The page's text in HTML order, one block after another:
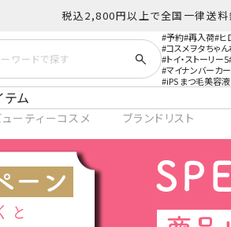
税込2,800円以上で全国一律送料
予約 再入荷 ヒ
コスメヲタちゃ
トイ・ストーリー5
マイナンバーカ
iPS まつ毛美容液
ム
ューティーコスメ ブランドリスト